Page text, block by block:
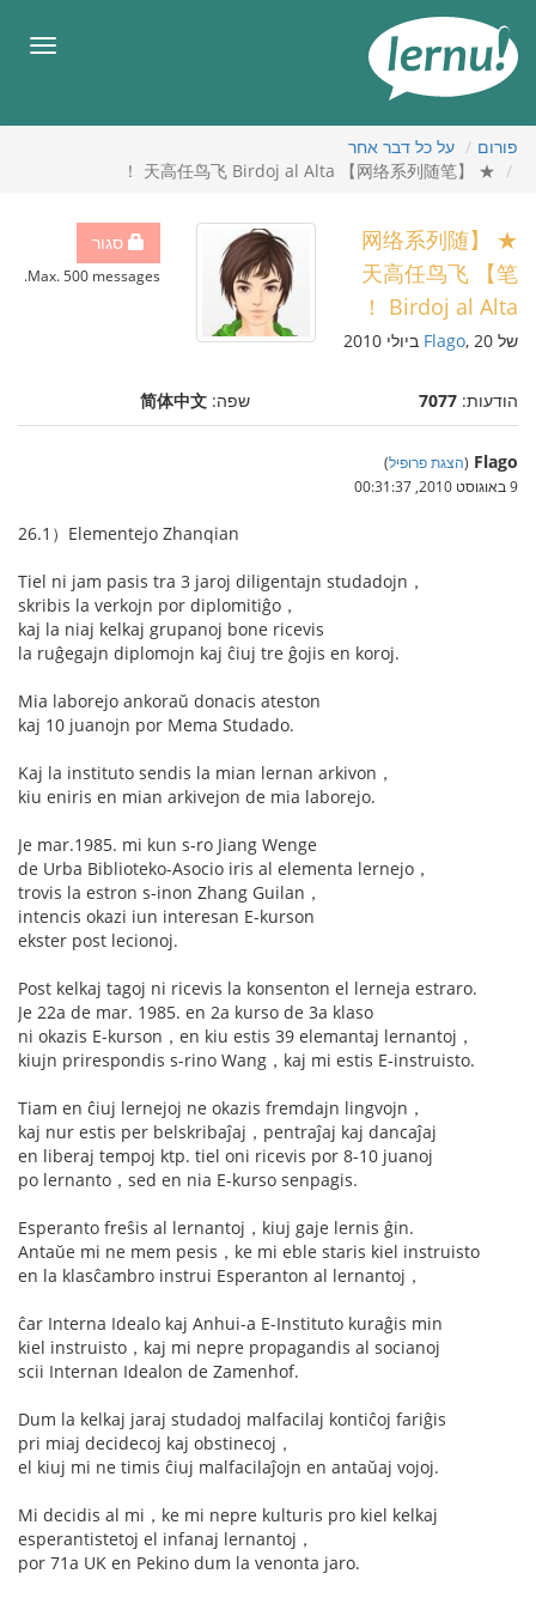
העניינים
פורום
על כל דבר אחר
★ 【网络系列随笔】 天高任鸟飞 Birdoj al Alta ！
סגור
Max. 500 messages.
★ 【网络系列随
笔】 天高任鸟飞
Birdoj al Alta ！
של Flago, 20 ביולי 2010
הודעות: 7077 שפה: 简体中文
Flago
(הצגת פרופיל)
9 באוגוסט 2010, 00:31:37
26.1）Elementejo Zhanqian
Tiel ni jam pasis tra 3 jaroj diligentajn studadojn，
skribis la verkojn por diplomitiĝo，
kaj la niaj kelkaj grupanoj bone ricevis
la ruĝegajn diplomojn kaj ĉiuj tre ĝojis en koroj.
Mia laborejo ankoraŭ donacis ateston
kaj 10 juanojn por Mema Studado.
Kaj la instituto sendis la mian lernan arkivon，
kiu eniris en mian arkivejon de mia laborejo.
Je mar.1985. mi kun s-ro Jiang Wenge
de Urba Biblioteko-Asocio iris al elementa lernejo，
trovis la estron s-inon Zhang Guilan，
intencis okazi iun interesan E-kurson
ekster post lecionoj.
Post kelkaj tagoj ni ricevis la konsenton el lerneja estraro.
Je 22a de mar. 1985. en 2a kurso de 3a klaso
ni okazis E-kurson，en kiu estis 39 elemantaj lernantoj，
kiujn prirespondis s-rino Wang，kaj mi estis E-instruisto.
Tiam en ĉiuj lernejoj ne okazis fremdajn lingvojn，
kaj nur estis per belskribaĵaj，pentraĵaj kaj dancaĵaj
en liberaj tempoj ktp. tiel oni ricevis por 8-10 juanoj
po lernanto，sed en nia E-kurso senpagis.
Esperanto freŝis al lernantoj，kiuj gaje lernis ĝin.
Antaŭe mi ne mem pesis，ke mi eble staris kiel instruisto
en la klasĉambro instrui Esperanton al lernantoj，
ĉar Interna Idealo kaj Anhui-a E-Instituto kuraĝis min
kiel instruisto，kaj mi nepre propagandis al socianoj
scii Internan Idealon de Zamenhof.
Dum la kelkaj jaraj studadoj malfacilaj kontiĉoj fariĝis
pri miaj decidecoj kaj obstinecoj，
el kiuj mi ne timis ĉiuj malfacilaĵojn en antaŭaj vojoj.
Mi decidis al mi，ke mi nepre kulturis pro kiel kelkaj
esperantistetoj el infanaj lernantoj，
por 71a UK en Pekino dum la venonta jaro.